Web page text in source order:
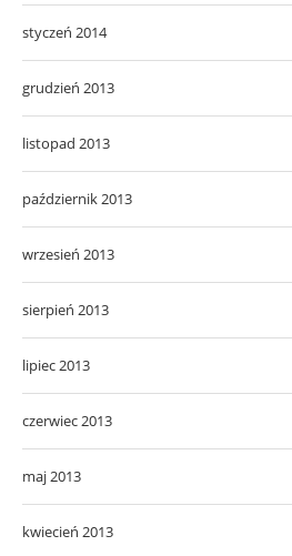
styczeń 2014
grudzień 2013
listopad 2013
październik 2013
wrzesień 2013
sierpień 2013
lipiec 2013
czerwiec 2013
maj 2013
kwiecień 2013